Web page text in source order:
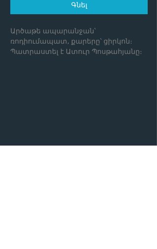
Գնել
Արծաթե ապարանջան՝
ռոդիումապատ, քարերը՝ ցիրկոն։
Պատրաստել է Ատուր Պոսթահյանը։